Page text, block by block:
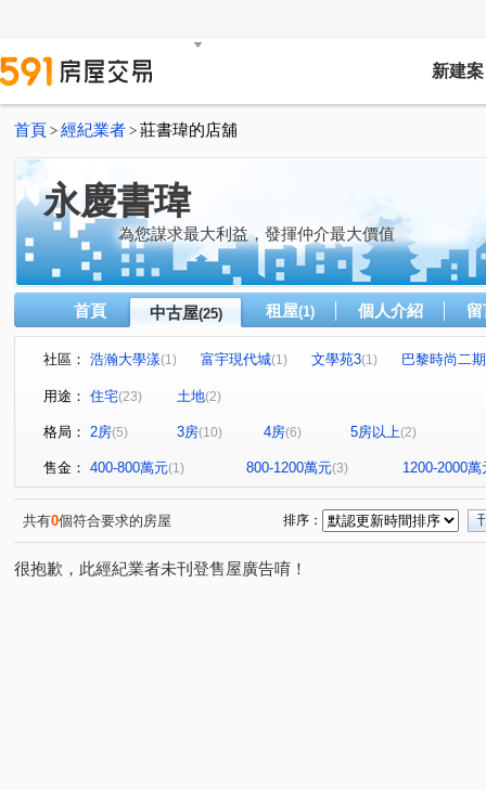
新建案
首頁 > 經紀業者 > 莊書瑋的店舖
永慶書瑋
為您謀求最大利益，發揮仲介最大價值
首頁 中古屋(25) 租屋(1) 個人介紹
社區： 浩瀚大學漾(1) 富宇現代城(1) 文學苑3(1)
巴黎時尚二期
坤山時代敦品
(1)
鑽石雙星
德鑫SKY1 (1) 新資源莊 (1) 新工六路
六家七路(1) 中華路六段(1) 竹中路(1) 振興街(1)
興
明湖路(1) 中正路(1) 嘉豐六路二段(1) 三民路(1)
六
金雅七街(1) 莊敬北路(1) 自由路(1)
成
公北二路(1) 縣政二路(1) 勝利十一路(1) 東峰路(1)
用途： 住宅(23) 土地(2)
格局： 2房(5) 3房(10) 4房(6) 5房以上(2)
售金： 400-800萬元(1) 800-1200萬元(3) 1200-2000萬
共有0個符合要求的房屋 排序：
很抱歉，此經紀業者未刊登售屋廣告唷！